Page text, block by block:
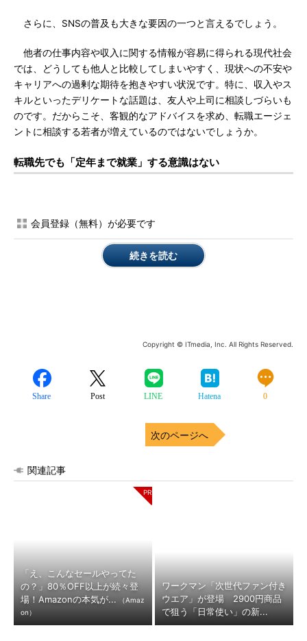
さらに、SNSの普及も大きな要因の一つと言えるでしょう。
他者の仕事内容や収入に関する情報が容易に得られる現代社会
では、どうしても他人と比較してしまいやすく、現状への不安や
キャリアへの過剰な期待を抱きやすい状況です。特に、収入やス
キルといったデリケートな話題は、友人や上司に相談しづらいも
のです。だからこそ、客観的なアドバイスを求め、転職エージェ
ントに相談する若者が増えているのではないでしょうか。
転職先でも「定年まで就業」する意識はない
会員登録（無料）が必要です
続きを読む
Copyright © ITmedia, Inc. All Rights Reserved.
Share Post LINE Hatena 0
次のページへ
関連記事
「え、こんなセールやってた
の？」80％OFF以上が続々登
場！Amazonの本気が...
（Amaz
on）
ワークマン「次世代ファン付き
ウエア」が登場 2900円商品
で狙う「日常使い」の新...